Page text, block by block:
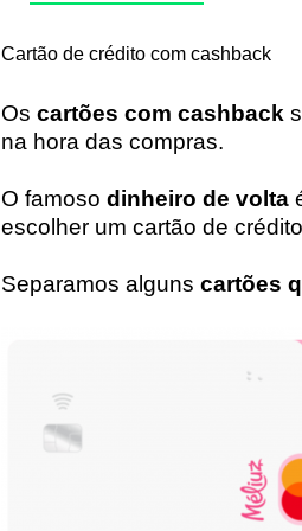
Cartão de crédito com cashback
Os cartões com cashback
na hora das compras.
O famoso dinheiro de volta
escolher um cartão de
Separamos alguns cartões